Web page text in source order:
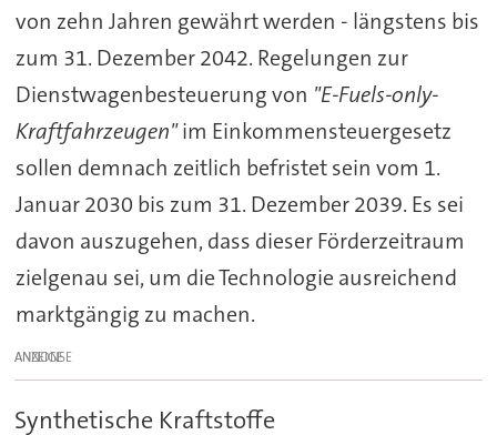
von zehn Jahren gewährt werden - längstens bis
zum 31. Dezember 2042. Regelungen zur
Dienstwagenbesteuerung von "E-Fuels-only-
Kraftfahrzeugen"im Einkommensteuergesetz
sollen demnach zeitlich befristet sein vom 1.
Januar 2030 bis zum 31. Dezember 2039. Es sei
davon auszugehen, dass dieser Förderzeitraum
zielgenau sei, um die Technologie ausreichend
marktgängig zu machen.
ANZEIGE
Synthetische Kraftstoffe